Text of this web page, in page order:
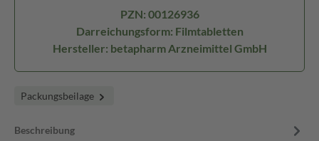
PZN: 00126936
Darreichungsform: Filmtabletten
Hersteller: betapharm Arzneimittel GmbH
Packungsbeilage
Beschreibung